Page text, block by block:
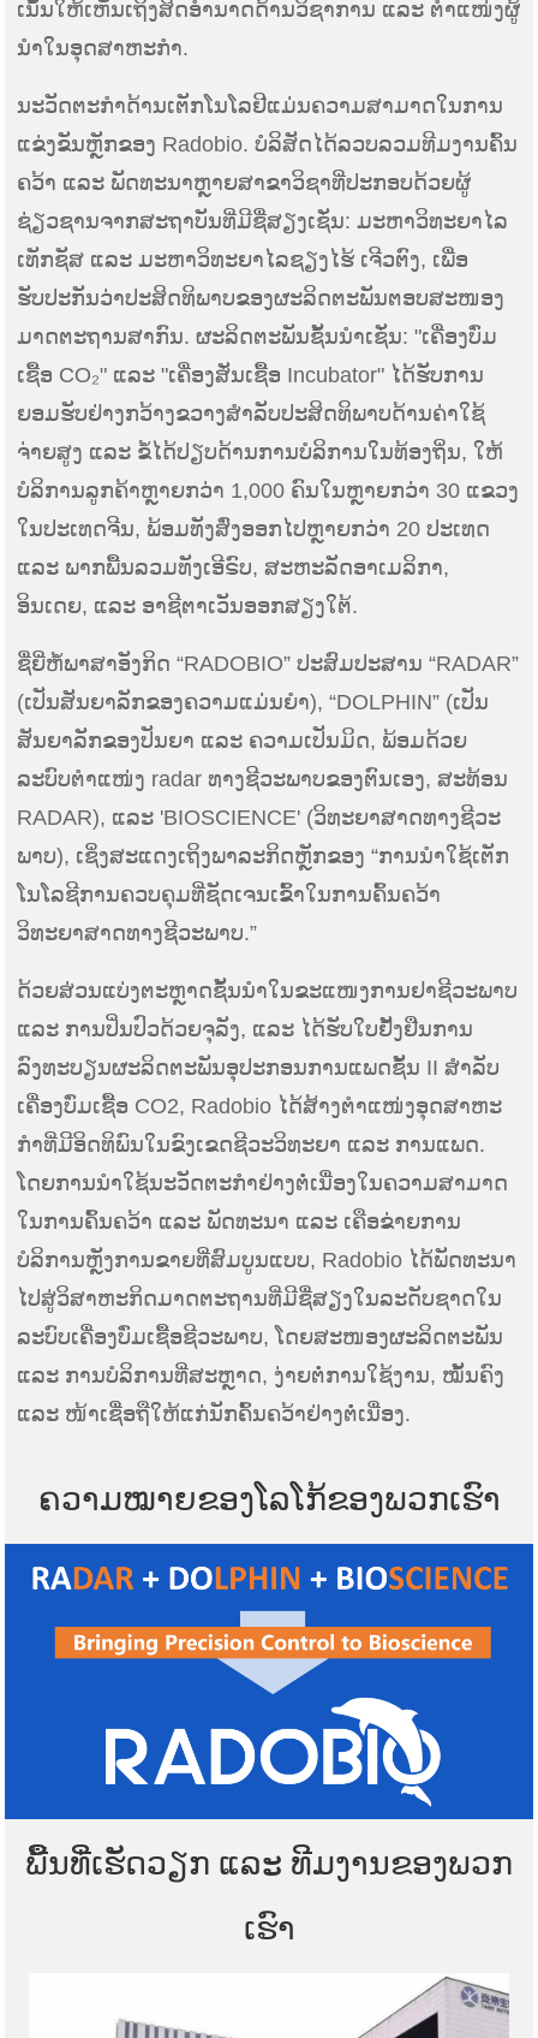
ເນັ້ນໃຫ້ເຫັນເຖິງສິດອຳນາດດ້ານວິຊາການ ແລະ ຕຳແໜ່ງຜູ້
ນຳໃນອຸດສາຫະກຳ.
ນະວັດຕະກໍາດ້ານເຕັກໂນໂລຢີແມ່ນຄວາມສາມາດໃນການ
ແຂ່ງຂັນຫຼັກຂອງ Radobio. ບໍລິສັດໄດ້ລວບລວມທີມງານຄົ້ນ
ຄວ້າ ແລະ ພັດທະນາຫຼາຍສາຂາວິຊາທີ່ປະກອບດ້ວຍຜູ້
ຊ່ຽວຊານຈາກສະຖາບັນທີ່ມີຊື່ສຽງເຊັ່ນ: ມະຫາວິທະຍາໄລ
ເທັກຊັສ ແລະ ມະຫາວິທະຍາໄລຊຽງໄຮ້ ເຈີວຕົງ, ເພື່ອ
ຮັບປະກັນວ່າປະສິດທິພາບຂອງຜະລິດຕະພັນຕອບສະໜອງ
ມາດຕະຖານສາກົນ. ຜະລິດຕະພັນຊັ້ນນໍາເຊັ່ນ: "ເຄື່ອງບົ່ມ
ເຊື້ອ CO₂" ແລະ "ເຄື່ອງສັ່ນເຊື້ອ Incubator" ໄດ້ຮັບການ
ຍອມຮັບຢ່າງກວ້າງຂວາງສໍາລັບປະສິດທິພາບດ້ານຄ່າໃຊ້
ຈ່າຍສູງ ແລະ ຂໍ້ໄດ້ປຽບດ້ານການບໍລິການໃນທ້ອງຖິ່ນ, ໃຫ້
ບໍລິການລູກຄ້າຫຼາຍກວ່າ 1,000 ຄົນໃນຫຼາຍກວ່າ 30 ແຂວງ
ໃນປະເທດຈີນ, ພ້ອມທັງສົ່ງອອກໄປຫຼາຍກວ່າ 20 ປະເທດ
ແລະ ພາກພື້ນລວມທັງເອີຣົບ, ສະຫະລັດອາເມລິກາ,
ອິນເດຍ, ແລະ ອາຊີຕາເວັນອອກສຽງໃຕ້.
ຊື່ຍີ່ຫໍ້ພາສາອັງກິດ “RADOBIO” ປະສົມປະສານ “RADAR”
(ເປັນສັນຍາລັກຂອງຄວາມແມ່ນຍຳ), “DOLPHIN” (ເປັນ
ສັນຍາລັກຂອງປັນຍາ ແລະ ຄວາມເປັນມິດ, ພ້ອມດ້ວຍ
ລະບົບຕຳແໜ່ງ radar ທາງຊີວະພາບຂອງຕົນເອງ, ສະທ້ອນ
RADAR), ແລະ 'BIOSCIENCE' (ວິທະຍາສາດທາງຊີວະ
ພາບ), ເຊິ່ງສະແດງເຖິງພາລະກິດຫຼັກຂອງ “ການນຳໃຊ້ເຕັກ
ໂນໂລຊີການຄວບຄຸມທີ່ຊັດເຈນເຂົ້າໃນການຄົ້ນຄວ້າ
ວິທະຍາສາດທາງຊີວະພາບ.”
ດ້ວຍສ່ວນແບ່ງຕະຫຼາດຊັ້ນນໍາໃນຂະແໜງການຢາຊີວະພາບ
ແລະ ການປິ່ນປົວດ້ວຍຈຸລັງ, ແລະ ໄດ້ຮັບໃບຢັ້ງຢືນການ
ລົງທະບຽນຜະລິດຕະພັນອຸປະກອນການແພດຊັ້ນ II ສໍາລັບ
ເຄື່ອງບົ່ມເຊື້ອ CO2, Radobio ໄດ້ສ້າງຕໍາແໜ່ງອຸດສາຫະ
ກໍາທີ່ມີອິດທິພົນໃນຂົງເຂດຊີວະວິທະຍາ ແລະ ການແພດ.
ໂດຍການນໍາໃຊ້ນະວັດຕະກໍາຢ່າງຕໍ່ເນື່ອງໃນຄວາມສາມາດ
ໃນການຄົ້ນຄວ້າ ແລະ ພັດທະນາ ແລະ ເຄືອຂ່າຍການ
ບໍລິການຫຼັງການຂາຍທີ່ສົມບູນແບບ, Radobio ໄດ້ພັດທະນາ
ໄປສູ່ວິສາຫະກິດມາດຕະຖານທີ່ມີຊື່ສຽງໃນລະດັບຊາດໃນ
ລະບົບເຄື່ອງບົ່ມເຊື້ອຊີວະພາບ, ໂດຍສະໜອງຜະລິດຕະພັນ
ແລະ ການບໍລິການທີ່ສະຫຼາດ, ງ່າຍຕໍ່ການໃຊ້ງານ, ໝັ້ນຄົງ
ແລະ ໜ້າເຊື່ອຖືໃຫ້ແກ່ນັກຄົ້ນຄວ້າຢ່າງຕໍ່ເນື່ອງ.
ຄວາມໝາຍຂອງໂລໂກ້ຂອງພວກເຮົາ
ພື້ນທີ່ເຮັດວຽກ ແລະ ທີມງານຂອງພວກ
ເຮົາ